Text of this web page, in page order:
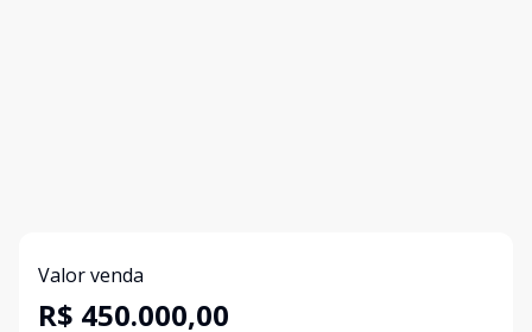
Valor venda
R$ 450.000,00